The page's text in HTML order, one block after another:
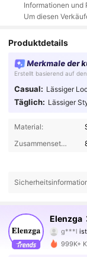
Informationen und
Um diesen
Produktdetails
Merkmale der
Erstellt basierend auf
Casual: Lässiger
Täglich: Lässiger
Material:
Zusammensetzung:
Elenzga
g***l ist
k***8
999K+